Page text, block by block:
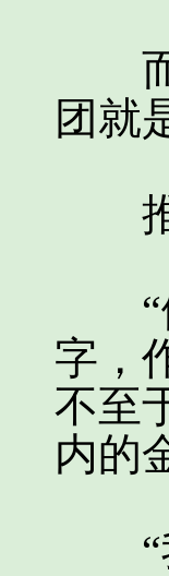
而
团就
推
“做
字，
不至
内的
“我